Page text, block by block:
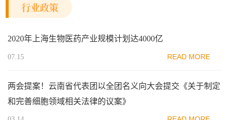
行业政策
2020年上海生物医药产业规模计划达4000亿
07.15 READ MORE
两会提案！云南省代表团以全团名义向大会提交《关于制定
和完善细胞领域相关法律的议案》